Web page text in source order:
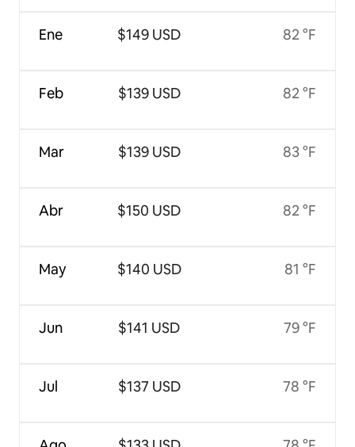
Ene
Feb
Mar
Abr
May
Jun
Jul
$149 USD
$139 USD
$139 USD
$150 USD
$140 USD
$141 USD
$137 USD
82 °F
82 °F
83 °F
82 °F
81 °F
79 °F
78 °F